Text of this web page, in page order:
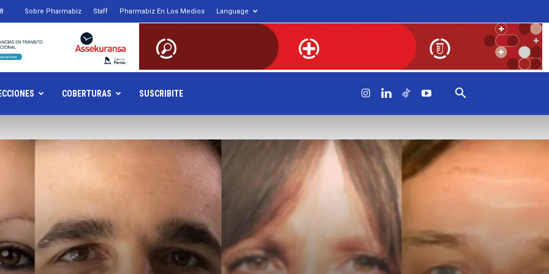
Sobre Pharmabiz Staff Pharmabiz En Los Medios Language
COBERTURAS SUSCRIBITE